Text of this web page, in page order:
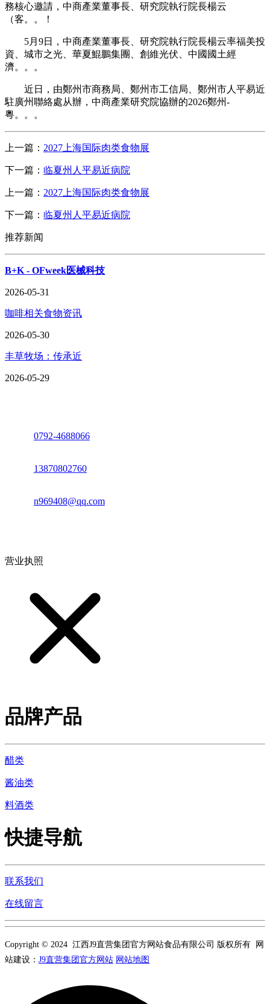
務核心邀請，中商產業董事長、研究院執行院長楊云
（客。。！
5月9日，中商產業董事長、研究院執行院長楊云率福美投
資、城市之光、華夏鯤鵬集團、創維光伏、中國國土經
濟。。。
近日，由鄭州市商務局、鄭州市工信局、鄭州市人平易近
駐廣州聯絡處从辦，中商產業研究院協辦的2026鄭州-
粵。。。
上一篇： 2027上海国际肉类食物展
下一篇： 临夏州人平易近病院
上一篇： 2027上海国际肉类食物展
下一篇： 临夏州人平易近病院
推荐新闻
B+K - OFweek医械科技
2026-05-31
咖啡相关食物资讯
2026-05-30
丰草牧场：传承近
2026-05-29
0792-4688066
13870802760
n969408@qq.com
营业执照
品牌产品
醋类
酱油类
料酒类
快捷导航
联系我们
在线留言
Copyright © 2024 江西J9直营集团官方网站食品有限公司 版权所有 网
站建设： J9直营集团官方网站 网站地图